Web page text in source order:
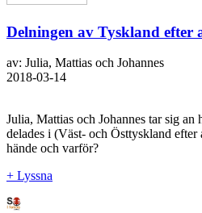
Delningen av Tyskland efter
av: Julia, Mattias och Johannes
2018-03-14
Julia, Mattias och Johannes tar sig
delades i (Väst- och Östtyskland efter
hände och varför?
+ Lyssna